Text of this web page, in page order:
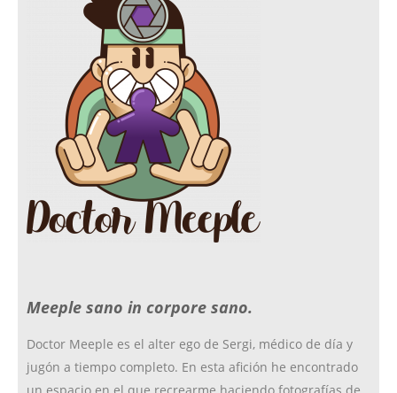
e
b
o
k
t
a
g
a
m
Meeple sano in corpore sano.
Doctor Meeple es el alter ego de Sergi, médico de día y
jugón a tiempo completo. En esta afición he encontrado